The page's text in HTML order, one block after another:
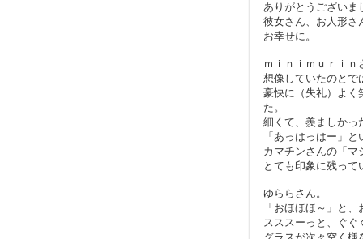
ありがとうございま
彼女さん、お人形さ
お幸せに。
ｍｉｎｉｍｕｒｉｎ
想像していたのとで
豪快に（失礼）よく
た。
細くて、羨ましかっ
「あっはっはー」
カマチンさんの「マ
とても印象に残って
ゆららさん。
「おほほほ～」と
スススーっと、ぐぐ